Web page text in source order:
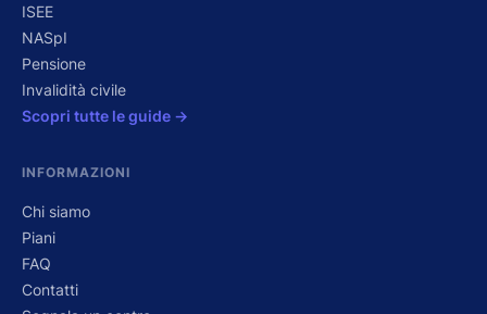
ISEE
NASpI
Pensione
Invalidità civile
Scopri tutte le guide →
INFORMAZIONI
Chi siamo
Piani
FAQ
Contatti